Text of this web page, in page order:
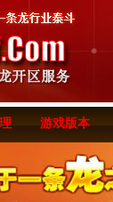
游戏版本